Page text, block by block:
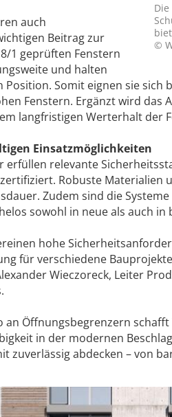
©
auch
Beitrag zur
1 geprüften Fenstern
und halten
Position. Somit eignen sie
Fenstern. Ergänzt wird das
langfristigen Werterhalt der
Einsatzmöglichkeiten
relevante
Robuste Materialien
Zudem sind die
sowohl in neue als auch
hohe
für verschiedene
Wieczoreck, Leiter
Öffnungsbegrenzern
in der modernen
zuverlässig abdecken – von